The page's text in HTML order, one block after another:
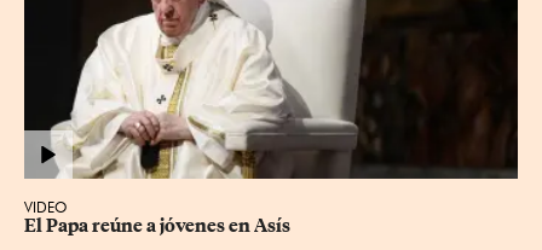
VIDEO
El Papa reúne a jóvenes en Asís